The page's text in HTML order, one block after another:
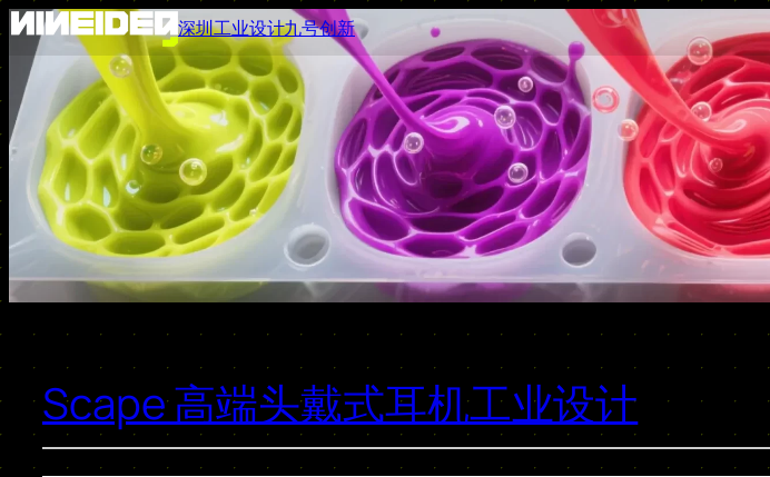
跳
内
容
深圳工业设计九号创新
Scape 高端头戴式耳机工业设计